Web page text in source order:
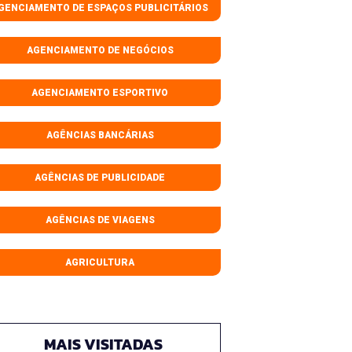
DE ESPAÇOS PUBLICITÁRIOS
AGENCIAMENTO DE NEGÓCIOS
AGENCIAMENTO ESPORTIVO
AGÊNCIAS BANCÁRIAS
AGÊNCIAS DE PUBLICIDADE
AGÊNCIAS DE VIAGENS
AGRICULTURA
MAIS VISITADAS